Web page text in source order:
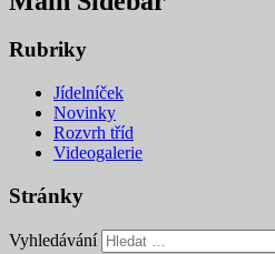
Rubriky
Jídelníček
Novinky
Rozvrh tříd
Videogalerie
Stránky
Vyhledávání